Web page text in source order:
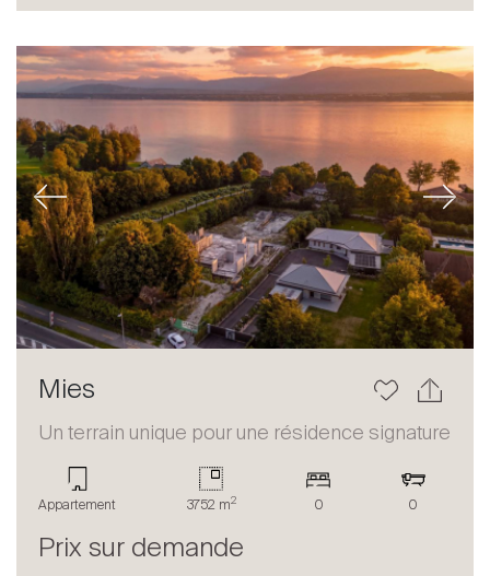
Previous Next
Mies
Un terrain unique pour une résidence signature
Appartement 3752 m2 0 0
Prix sur demande